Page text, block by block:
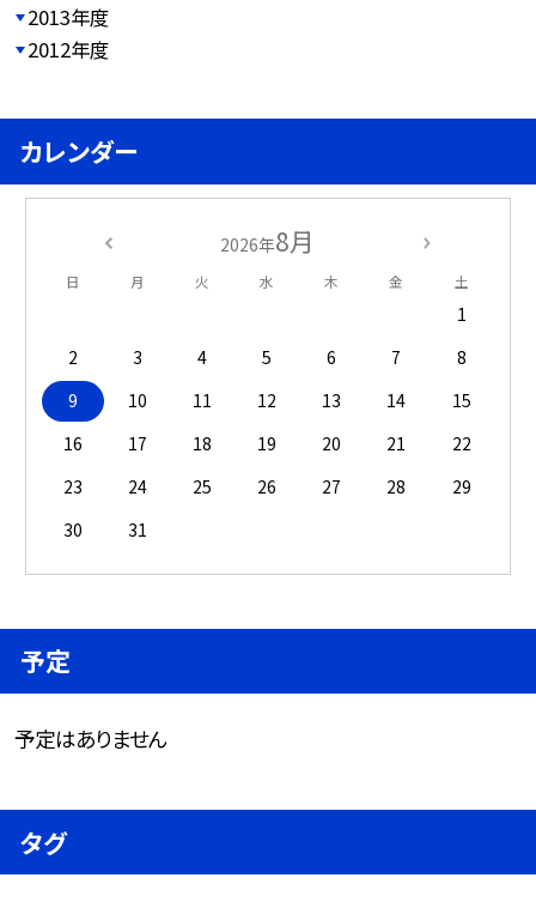
2013年度
2012年度
カレンダー
2026年8月
日 月 火 水 木 金 土
1
2
3 4 5 6 7
8
9
10 11 12 13 14
15
16
17 18 19 20 21
22
23
24 25 26 27 28
29
30
31
予定
予定はありません
タグ